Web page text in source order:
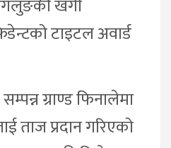
खगी
टाइटल अवार्ड
ग्राण्ड फिनालेमा
ताज प्रदान गरिएको